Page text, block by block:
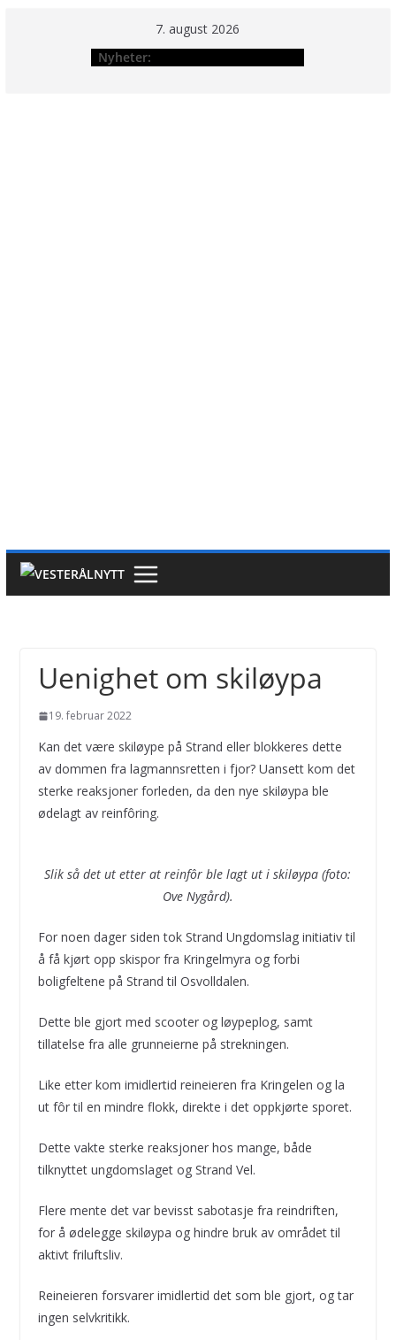
7. august 2026
Nyheter:
Uenighet om skiløypa
19. februar 2022
Kan det være skiløype på Strand eller blokkeres dette
av dommen fra lagmannsretten i fjor? Uansett kom det
sterke reaksjoner forleden, da den nye skiløypa ble
ødelagt av reinfôring.
Slik så det ut etter at reinfôr ble lagt ut i skiløypa (foto:
Ove Nygård).
For noen dager siden tok Strand Ungdomslag initiativ til
å få kjørt opp skispor fra Kringelmyra og forbi
boligfeltene på Strand til Osvolldalen.
Dette ble gjort med scooter og løypeplog, samt
tillatelse fra alle grunneierne på strekningen.
Like etter kom imidlertid reineieren fra Kringelen og la
ut fôr til en mindre flokk, direkte i det oppkjørte sporet.
Dette vakte sterke reaksjoner hos mange, både
tilknyttet ungdomslaget og Strand Vel.
Flere mente det var bevisst sabotasje fra reindriften,
for å ødelegge skiløypa og hindre bruk av området til
aktivt friluftsliv.
Reineieren forsvarer imidlertid det som ble gjort, og tar
ingen selvkritikk.